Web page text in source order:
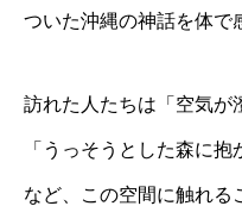
ついた沖縄の神話を体で
訪れた人たちは「空気が
「うっそうとした森に抱
など、この空間に触れる